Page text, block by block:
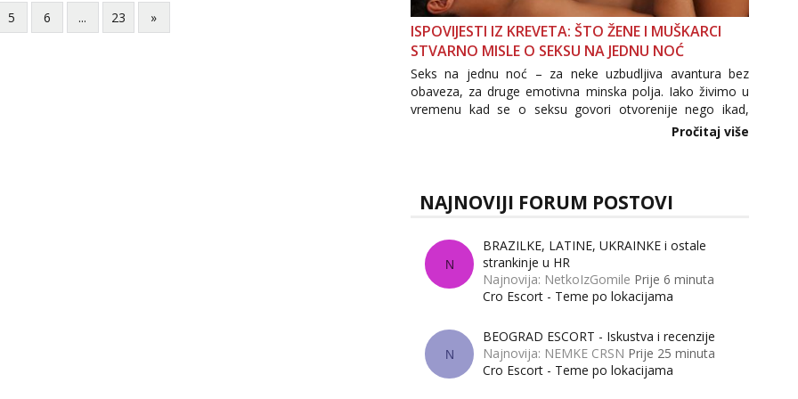
5 6 ... 23 »
ISPOVIJESTI IZ KREVETA: ŠTO ŽENE I MUŠKARCI
STVARNO MISLE O SEKSU NA JEDNU NOĆ
Seks na jednu noć – za neke uzbudljiva avantura bez
obaveza, za druge emotivna minska polja. Iako živimo u
vremenu kad se o seksu govori otvorenije nego ikad,
tema „jedne noći strasti“ i dalje izaziva burne rasprave. Što
Pročitaj više
NAJNOVIJI FORUM POSTOVI
N
BRAZILKE, LATINE, UKRAINKE i ostale
strankinje u HR
Najnovija: NetkoIzGomile Prije 6 minuta
Cro Escort - Teme po lokacijama
N
BEOGRAD ESCORT - Iskustva i recenzije
Najnovija: NEMKE CRSN Prije 25 minuta
Cro Escort - Teme po lokacijama